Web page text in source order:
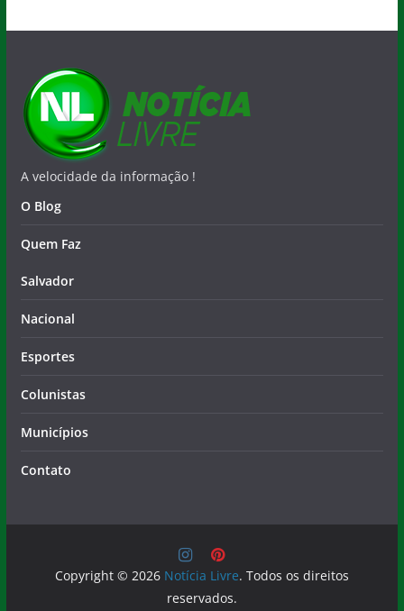
A velocidade da informação !
O Blog
Quem Faz
Salvador
Nacional
Esportes
Colunistas
Municípios
Contato
Copyright © 2026 Notícia Livre. Todos os direitos
reservados.